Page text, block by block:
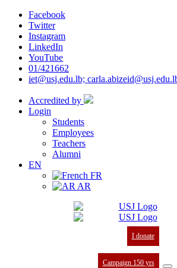
Facebook
Twitter
Instagram
LinkedIn
YouTube
01/421662
iet@usj.edu.lb;
Accredited by
Login
Students
Employees
Teachers
Alumni
EN
FR
AR
I donate
Campaign 150 yrs